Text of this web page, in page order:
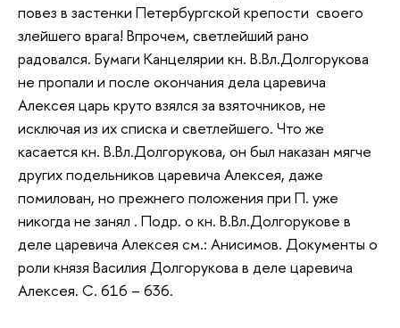
повез в застенки Петербургской крепости своего
злейшего врага! Впрочем, светлейший рано
радовался. Бумаги Канцелярии кн. В.Вл.Долгорукова
не пропали и после окончания дела царевича
Алексея царь круто взялся за взяточников, не
исключая из их списка и светлейшего. Что же
касается кн. В.Вл.Долгорукова, он был наказан мягче
других подельников царевича Алексея, даже
помилован, но прежнего положения при П. уже
никогда не занял . Подр. о кн. В.Вл.Долгорукове в
деле царевича Алексея см.: Анисимов. Документы о
роли князя Василия Долгорукова в деле царевича
Алексея. С. 616 – 636.